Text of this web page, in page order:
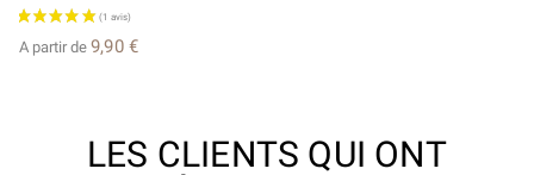
A partir de 9,90 €
LES CLIENTS QUI ONT